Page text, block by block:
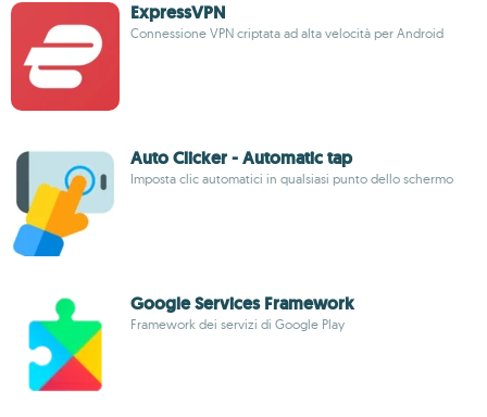
ExpressVPN
Connessione VPN criptata ad alta velocità per Android
Auto Clicker - Automatic tap
Imposta clic automatici in qualsiasi punto dello schermo
Google Services Framework
Framework dei servizi di Google Play